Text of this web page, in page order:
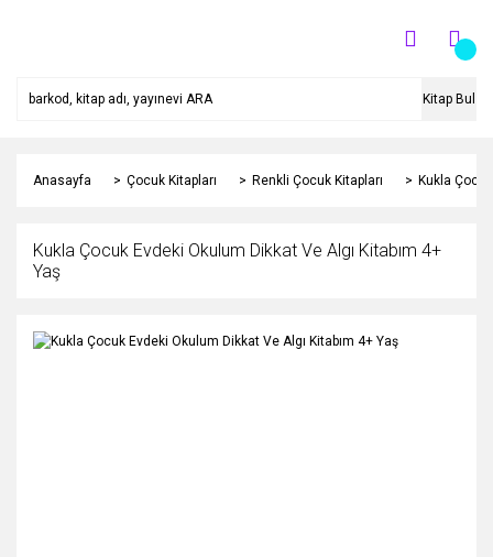
Kitap Bul
Anasayfa Çocuk Kitapları Renkli Çocuk Kitapları Kukla
Kukla Çocuk Evdeki Okulum Dikkat Ve Algı Kitabım 4+
Yaş